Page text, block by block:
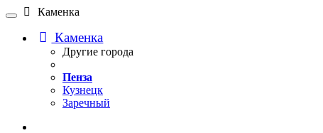
Каменка
Каменка
Другие города
Пенза
Кузнецк
Заречный